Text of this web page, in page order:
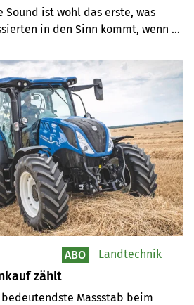
Sound ist wohl das erste, was
in den Sinn kommt, wenn
die Rede ist. Optisch nur minimal
mit neuester Technik und
ausgerüstet, führte John
der 7000er-Serie ein.
zählt
Massstab beim
ABO Landtechnik